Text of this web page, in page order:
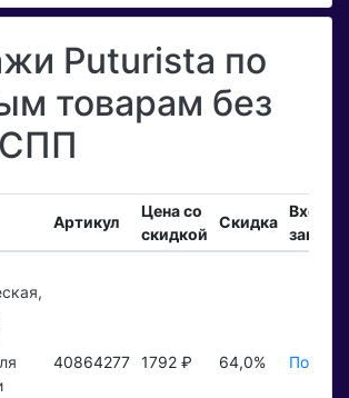
Puturista по
товарам без
СПП
Артикул
Цена со
скидкой
Скидка
заказы
40864277 1792 ₽ 64,0%